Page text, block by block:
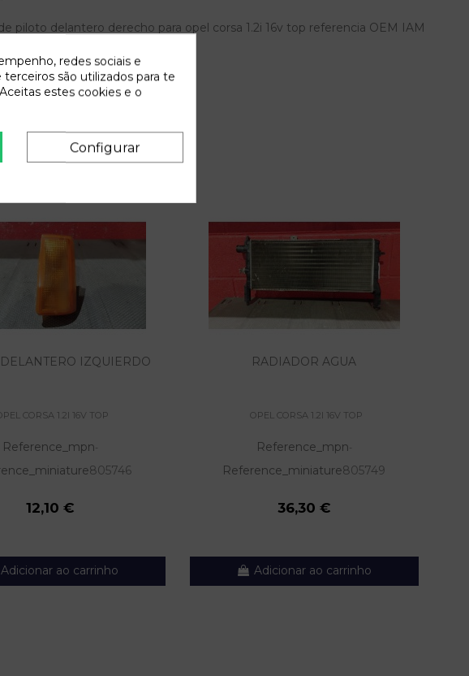
piloto delantero derecho para opel corsa 1.2i 16v top referencia OEM IAM
IZQUIERDO
CORSA 1.2I 16V TOP
Reference_mpn-
805746
12,10 €
Adicionar ao carrinho
RADIADOR AGUA
OPEL CORSA 1.2I 16V TOP
Reference_mpn-
Reference_miniature805749
36,30 €
Adicionar ao carrinho
redes sociais e
são utilizados para te
estes cookies e o
Configurar